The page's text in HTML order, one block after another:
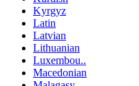
Kyrgyz
Latin
Latvian
Lithuanian
Luxembou..
Macedonian